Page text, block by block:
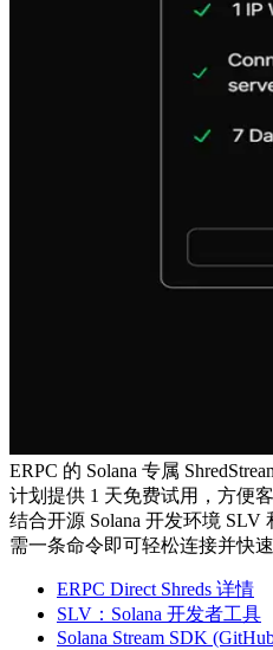
ERPC 的 Solana 专属
计划提供 1 天免费试用，方便
结合开源 Solana 开发环境 SLV
需一条命令即可轻松连接并快
ERPC Direct Shreds 详情
SLV：Solana 开发者工具
Solana Stream SDK